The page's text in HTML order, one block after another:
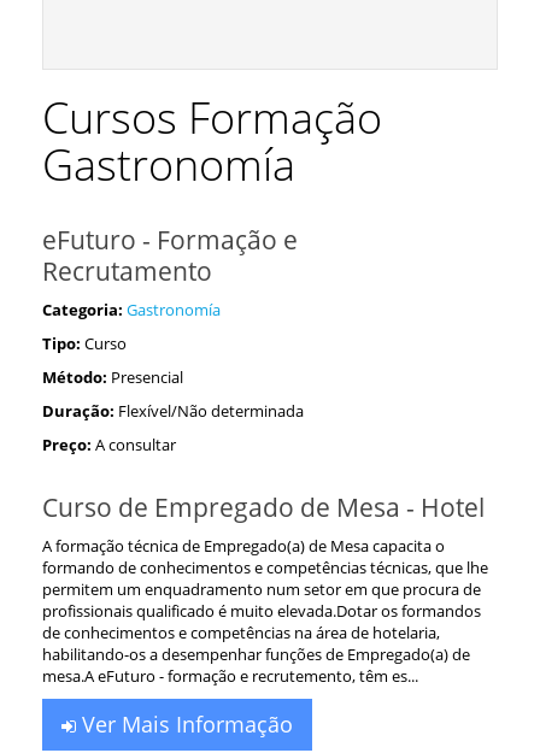
Cursos Formação
Gastronomía
eFuturo - Formação e
Recrutamento
Categoria: Gastronomía
Tipo: Curso
Método: Presencial
Duração: Flexível/Não determinada
Preço: A consultar
Curso de Empregado de Mesa - Hotel
A formação técnica de Empregado(a) de Mesa capacita o
formando de conhecimentos e competências técnicas, que lhe
permitem um enquadramento num setor em que procura de
profissionais qualificado é muito elevada.Dotar os formandos
de conhecimentos e competências na área de hotelaria,
habilitando-os a desempenhar funções de Empregado(a) de
mesa.A eFuturo - formação e recrutemento, têm es...
Ver Mais Informação